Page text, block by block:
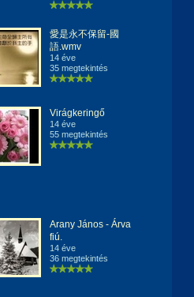
愛是永不保留-國
語.wmv
14 éve
35 megtekintés
Virágkeringő
14 éve
55 megtekintés
Arany János - Árva
fiú.
14 éve
36 megtekintés